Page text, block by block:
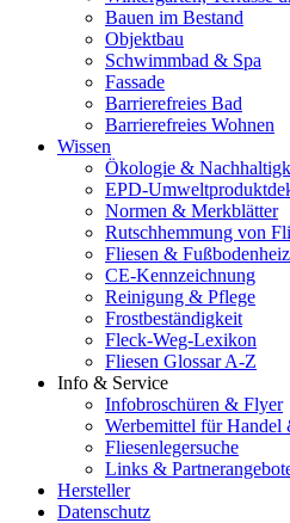
Bauen im Bestand
Objektbau
Schwimmbad & Spa
Fassade
Barrierefreies Bad
Barrierefreies Wohnen
Wissen
Ökologie &
EPD-
Normen & Merkblätter
Rutschhemmung von
Fliesen &
CE-Kennzeichnung
Reinigung & Pflege
Frostbeständigkeit
Fleck-Weg-Lexikon
Fliesen Glossar A-Z
Info & Service
Infobroschüren & Flyer
Werbemittel für Handel
Fliesenlegersuche
Links &
Hersteller
Datenschutz